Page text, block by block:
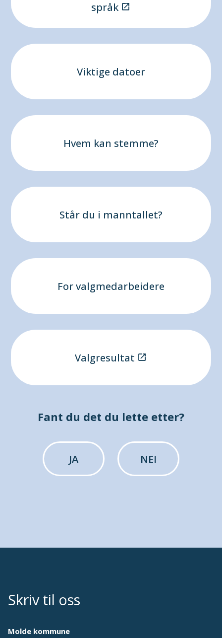
språk
Viktige datoer
Hvem kan stemme?
Står du i manntallet?
For valgmedarbeidere
Valgresultat
Fant du det du lette etter?
JA NEI
Skriv til oss
Molde kommune